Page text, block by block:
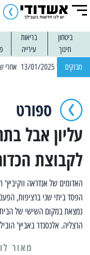
ביטחון בריאות
חינוך
עירייה
מבזקים
ספורט
עליון אבל
לקבוצת
האדומים של אנדראה ווקיביץ'
נמצאת במקום השישי של הבית
הרצליה. אלכסנדר באביץ' הוביל
מאור